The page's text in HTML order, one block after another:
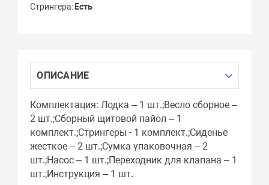
Стрингера Есть
ОПИСАНИЕ
Комплектация: Лодка – 1 шт.;Весло сборное –
2 шт.;Сборный щитовой пайол – 1
комплект.;Стрингеры - 1 комплект.;Сиденье
жесткое – 2 шт.;Сумка упаковочная – 2
шт.;Насос – 1 шт.;Переходник для клапана – 1
шт.;Инструкция – 1 шт.